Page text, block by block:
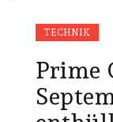
TECHNIK
Prime